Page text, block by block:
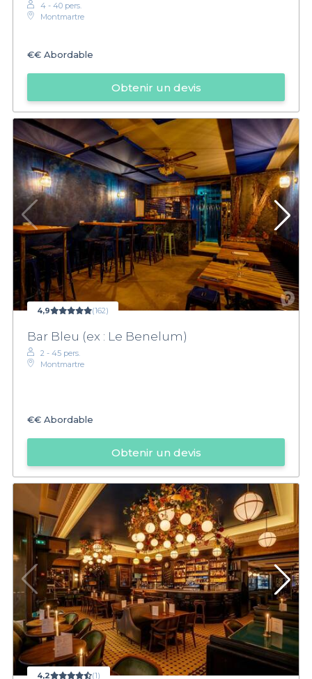
4 - 40 pers.
Montmartre
€€ Abordable
Obtenir un devis
4,9 (162)
Bar Bleu (ex : Le Benelum)
2 - 45 pers.
Montmartre
€€ Abordable
Obtenir un devis
4,2 (1)